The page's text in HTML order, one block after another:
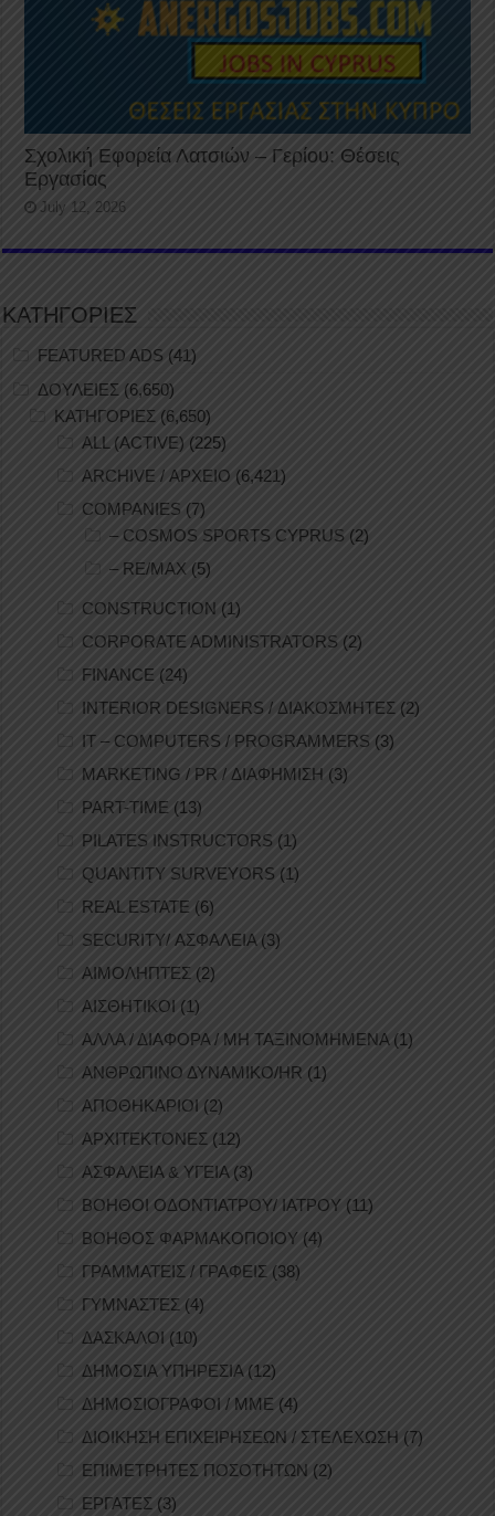
Σχολική Εφορεία Λατσιών – Γερίου: Θέσεις
Εργασίας
July 12, 2026
ΚΑΤΗΓΟΡΙΕΣ
FEATURED ADS (41)
ΔΟΥΛΕΙΕΣ (6,650)
ΚΑΤΗΓΟΡΙΕΣ (6,650)
ALL (ACTIVE) (225)
ARCHIVE / ΑΡΧΕΙΟ (6,421)
COMPANIES (7)
– COSMOS SPORTS CYPRUS (2)
– RE/MAX (5)
CONSTRUCTION (1)
CORPORATE ADMINISTRATORS (2)
FINANCE (24)
INTERIOR DESIGNERS / ΔΙΑΚΟΣΜΗΤΕΣ (2)
IT – COMPUTERS / PROGRAMMERS (3)
MARKETING / PR / ΔΙΑΦΗΜΙΣΗ (3)
PART-TIME (13)
PILATES INSTRUCTORS (1)
QUANTITY SURVEYORS (1)
REAL ESTATE (6)
SECURITY/ ΑΣΦΑΛΕΙΑ (3)
ΑΙΜΟΛΗΠΤΕΣ (2)
ΑΙΣΘΗΤΙΚΟΙ (1)
ΑΛΛΑ / ΔΙΑΦΟΡΑ / ΜΗ ΤΑΞΙΝΟΜΗΜΕΝΑ (1)
ΑΝΘΡΩΠΙΝΟ ΔΥΝΑΜΙΚΟ/HR (1)
ΑΠΟΘΗΚΑΡΙΟΙ (2)
ΑΡΧΙΤΕΚΤΟΝΕΣ (12)
ΑΣΦΑΛΕΙΑ & ΥΓΕΙΑ(3)
ΒΟΗΘΟΙ ΟΔΟΝΤΙΑΤΡΟΥ/ ΙΑΤΡΟΥ (11)
ΒΟΗΘΟΣ ΦΑΡΜΑΚΟΠΟΙΟΥ (4)
ΓΡΑΜΜΑΤΕΙΣ / ΓΡΑΦΕΙΣ (38)
ΓΥΜΝΑΣΤΕΣ (4)
ΔΑΣΚΑΛΟΙ (10)
ΔΗΜΟΣΙΑ ΥΠΗΡΕΣΙΑ (12)
ΔΗΜΟΣΙΟΓΡΑΦΟΙ / ΜΜΕ (4)
ΔΙΟΙΚΗΣΗ ΕΠΙΧΕΙΡΗΣΕΩΝ / ΣΤΕΛΕΧΩΣΗ (7)
ΕΠΙΜΕΤΡΗΤΕΣ ΠΟΣΟΤΗΤΩΝ (2)
ΕΡΓΑΤΕΣ (3)